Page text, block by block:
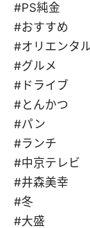
#PS純金
#おすすめ
#オリエンタ
#グルメ
#ドライブ
#とんかつ
#パン
#ランチ
#中京テレビ
#井森美幸
#冬
#大盛